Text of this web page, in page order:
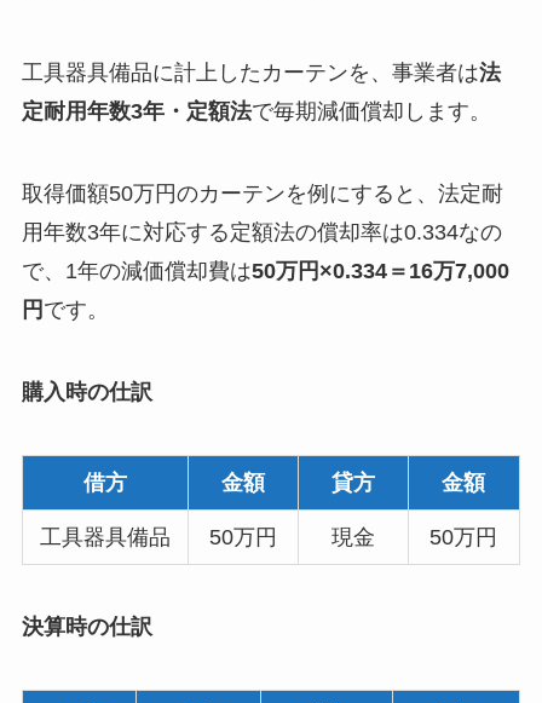
工具器具備品に計上したカーテンを、事業者は法
定耐用年数3年・定額法で毎期減価償却します。
取得価額50万円のカーテンを例にすると、法定耐
用年数3年に対応する定額法の償却率は0.334なの
で、1年の減価償却費は50万円×0.334＝16万7,000
円 です。
購入時の仕訳
借方 金額 貸方 金額
工具器具備品 50万円 現金 50万円
決算時の仕訳